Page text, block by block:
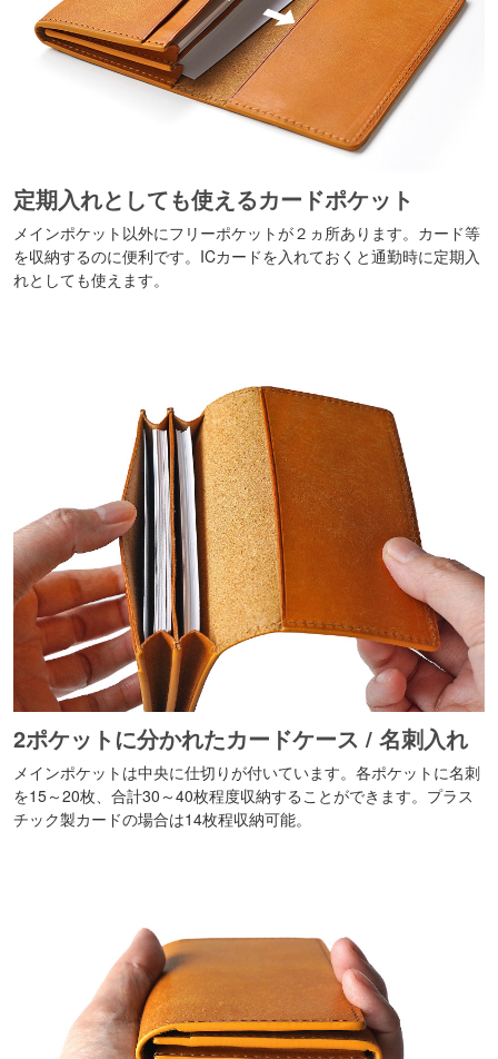
定期入れとしても使えるカードポケット
メインポケット以外にフリーポケットが２ヵ所あります。カード等
を収納するのに便利です。ICカードを入れておくと通勤時に定期入
れとしても使えます。
2ポケットに分かれたカードケース / 名刺入れ
メインポケットは中央に仕切りが付いています。各ポケットに名刺
を15～20枚、合計30～40枚程度収納することができます。プラス
チック製カードの場合は14枚程収納可能。